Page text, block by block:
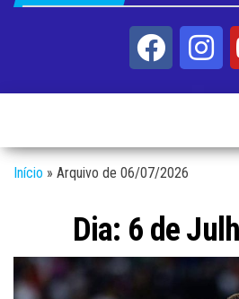
Início » Arquivo de 06/07/2026
Dia: 6 de